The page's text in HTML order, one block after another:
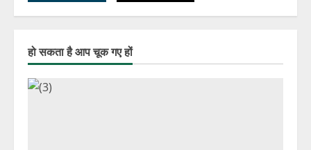
हो सकता है आप चूक गए हों